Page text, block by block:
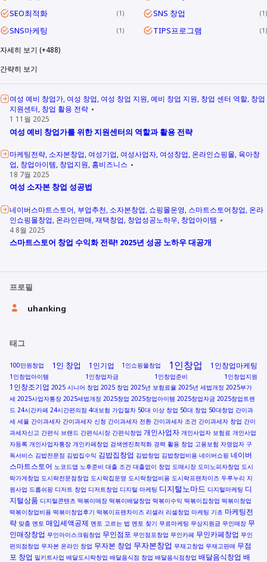
SEO최적화 1 SNS 창업 1
SNS마케팅 1 TIPS프로그램 1
자세히 보기 (+488)
간략히 보기
여성 예비 창업가 여성 창업 여성 창업 지원 예비 창업 지원 창업 센터 역할 창업
지원센터 창업 활용 전략
1 11월 2025
여성 예비 창업가를 위한 지원센터의 역할과 활용 전략
마케팅전략 소자본창업 여성기업 여성사업자 여성창업 온라인쇼핑몰 육아창
업 창업아이템 창업지원 홈비즈니스
18 7월 2025
여성 소자본 창업 성공법
네이버스마트스토어 부업추천 소자본창업 쇼핑몰운영 스마트스토어창업 온라
인쇼핑몰창업 온라인판매 재택창업 창업성공노하우 창업아이템
4 8월 2025
스마트스토어 창업 수익화 전략! 2025년 성공 노하우 대공개
프로필
uhanking
태그
100만원창업 1인 창업 1인기업 1인쇼핑몰창업 1인창업 1인창업마케팅
1인창업아이템 1인창업자금 1인창업준비 1인창업지원
1인창조기업 2025 시니어 창업 2025 창업 2025년 보험료율 2025년 세법개정 2025부가
세 2025사업자통장 2025세법개정 2025창업 2025창업아이템 2025창업자금 2025창업트렌
드 24시간카페 24시간편의점 4대보험 가입절차 50대 이상 창업 50대 창업 50대창업 간이과
세 세율 간이과세자 간이과세자 신청 간이과세자 전환 간이과세자 조건 간이과세자 창업 간이
과세자신고 간편식 브랜드 간편식시장 간편식창업 개인사업자 개인사업자 보험료 개인사업
자등록 개인사업자통장 개인카페창업 검색엔진최적화 경력 활용 창업 고용보험 자영업자 구
독서비스 김밥전문점 김밥집수익 김밥집창업 김밥창업 김밥창업비용 네이버쇼핑 네이버
스마트스토어 노코드앱 노후준비 대출 조건 대출없이 창업 도매시장 도미노피자창업 도시
락가게창업 도시락전문점창업 도시락집운영 도시락창업비용 도시락프랜차이즈 두루누리 지
원사업 드롭쉬핑 디저트 창업 디저트창업 디지털 마케팅 디지털노마드 디지털마케팅 디
지털상품 디지털콘텐츠 떡볶이매장 떡볶이배달창업 떡볶이수익 떡볶이집창업 떡볶이창업
떡볶이창업비용 떡볶이창업후기 떡볶이프랜차이즈 리셀러 리셀창업 마케팅 기초 마케팅전
략 맞춤 멘토 매입세액공제 멘토 고르는 법 멘토 찾기 무료마케팅 무상지원금 무인매장 무
인매장창업 무인아이스크림창업 무인점포 무인점포창업 무인카페 무인카페창업 무인
편의점창업 무자본 온라인 창업 무자본 창업 무자본창업 무재고창업 무재고판매 무점
포 창업 밀키트사업 배달도시락창업 배달음식점 창업 배달음식점창업 배달음식창업 배